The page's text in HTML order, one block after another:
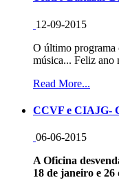
12-09-2015
O último programa
música... Feliz ano
Read More...
CCVF e CIAJG-
06-06-2015
A Oficina
18 de janeiro e